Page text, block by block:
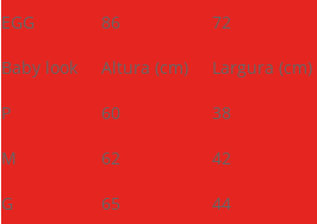
EGG
86
72
Baby look
Altura (cm)
Largura (cm)
P
60
38
M
62
42
G
65
44